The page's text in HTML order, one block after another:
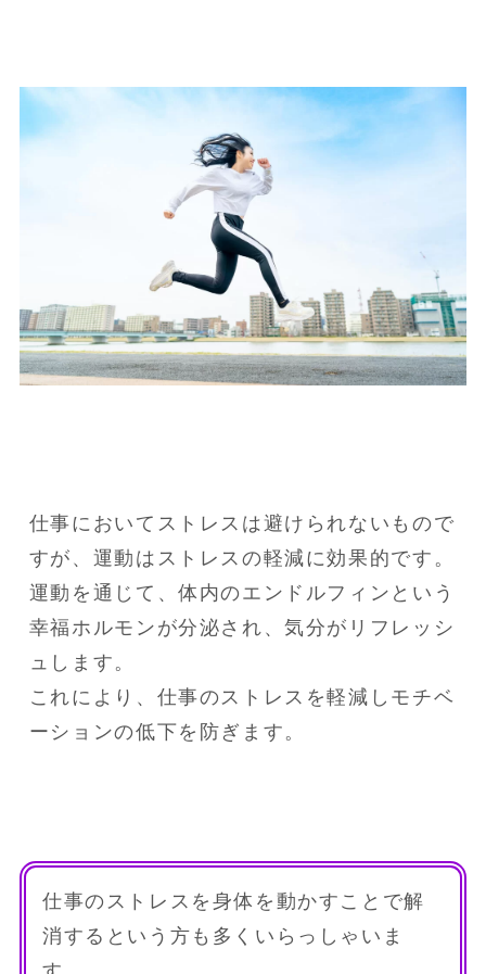
仕事においてストレスは避けられないもので
すが、運動はストレスの軽減に効果的です。
運動を通じて、体内のエンドルフィンという
幸福ホルモンが分泌され、気分がリフレッシ
ュします。
これにより、仕事のストレスを軽減しモチベ
ーションの低下を防ぎます。
仕事のストレスを身体を動かすことで解
消するという方も多くいらっしゃいま